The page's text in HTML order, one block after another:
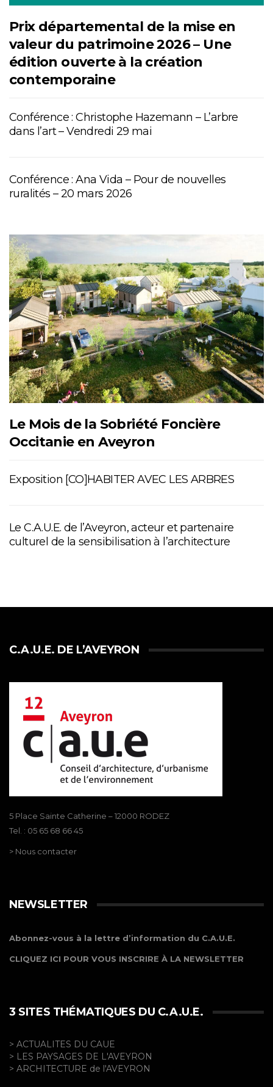
Prix départemental de la mise en
valeur du patrimoine 2026 – Une
édition ouverte à la création
contemporaine
Conférence : Christophe Hazemann – L’arbre
dans l’art – Vendredi 29 mai
Conférence : Ana Vida – Pour de nouvelles
ruralités – 20 mars 2026
Le Mois de la Sobriété Foncière
Occitanie en Aveyron
Exposition [CO]HABITER AVEC LES ARBRES
Le C.A.U.E. de l’Aveyron, acteur et partenaire
culturel de la sensibilisation à l’architecture
C.A.U.E. DE L’AVEYRON
5 Place Sainte Catherine – 12000 RODEZ
Tel. : 05 65 68 66 45
> Nous contacter
NEWSLETTER
Abonnez-vous à la lettre d’information du C.A.U.E.
CLIQUEZ ICI POUR VOUS INSCRIRE À LA NEWSLETTER
3 SITES THÉMATIQUES DU C.A.U.E.
> ACTUALITES DU CAUE
> LES PAYSAGES DE L'AVEYRON
> ARCHITECTURE de l'AVEYRON